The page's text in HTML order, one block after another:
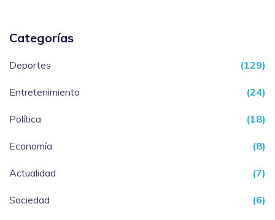
Categorías
Deportes (129)
Entretenimiento (24)
Política (18)
Economía (8)
Actualidad (7)
Sociedad (6)